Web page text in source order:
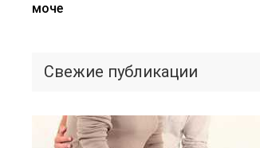
моче
Свежие публикации